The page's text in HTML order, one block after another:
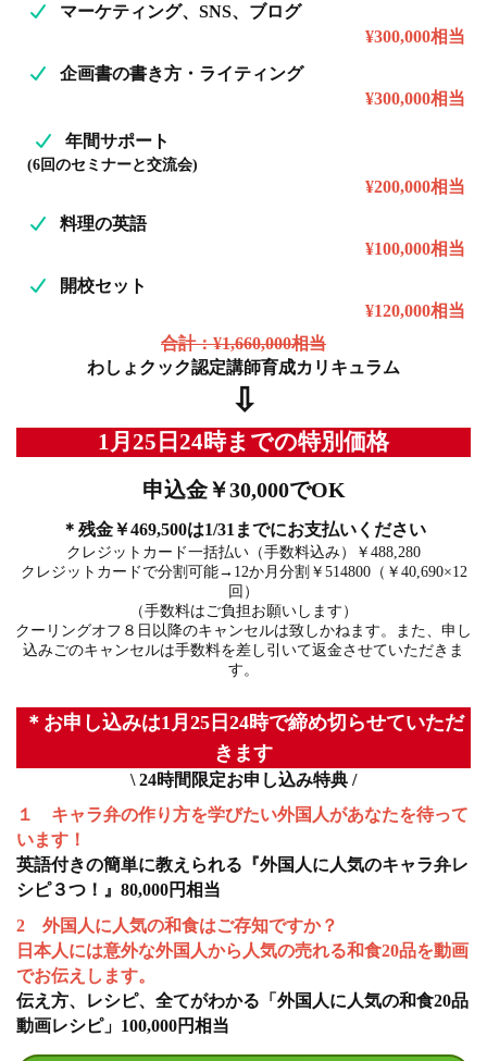
マーケティング、SNS、ブログ
¥300,000相当
企画書の書き方・ライティング
¥300,000相当
年間サポート
(6回のセミナーと交流会)
¥200,000相当
料理の英語
¥100,000相当
開校セット
¥120,000相当
合計：¥1,660,000相当
わしょクック認定講師育成カリキュラム
⇩
1月25日24時までの特別価格
申込金￥30,000でOK
＊残金￥469,500は1/31までにお支払いください
クレジットカード一括払い（手数料込み）￥488,280
クレジットカードで分割可能→12か月分割￥514800（￥40,690×12
回）
（手数料はご負担お願いします）
クーリングオフ８日以降のキャンセルは致しかねます。また、申し
込みごのキャンセルは手数料を差し引いて返金させていただきま
す。
＊お申し込みは1月25日24時で締め切らせていただ
きます
\ 24時間限定お申し込み特典 /
１ キャラ弁の作り方を学びたい外国人があなたを待って
います！
英語付きの簡単に教えられる『外国人に人気のキャラ弁レ
シピ３つ！』80,000円相当
2 外国人に人気の和食はご存知ですか？
日本人には意外な外国人から人気の売れる和食20品を動画
でお伝えします。
伝え方、レシピ、全てがわかる「外国人に人気の和食20品
動画レシピ」100,000円相当